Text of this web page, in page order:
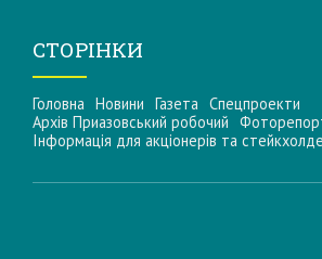
СТОРІНКИ
Головна Новини Газета Спецпроекти
Архів Приазовський робочий
Інформацiя для акцiонерiв та